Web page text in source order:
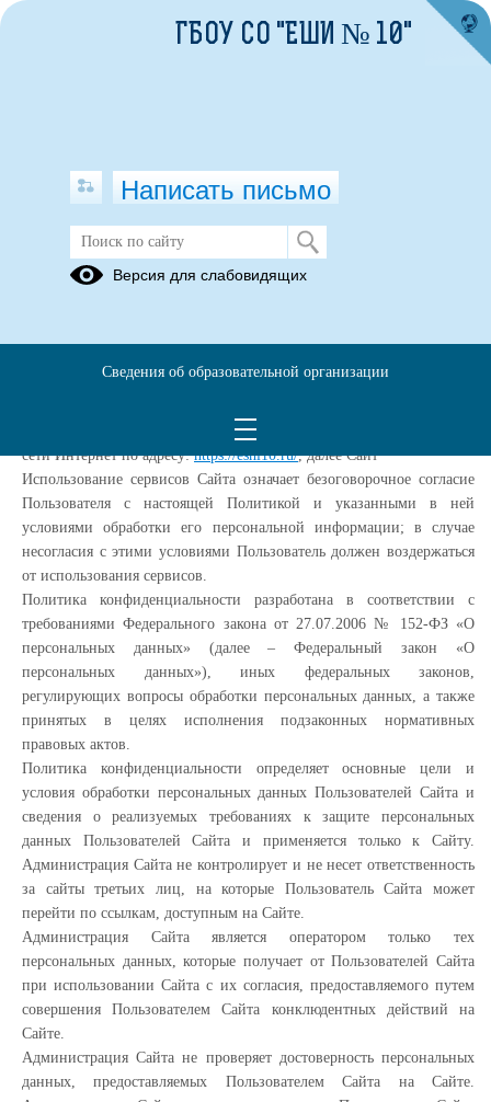
Политика конфиденциальности
области «Екатеринбургская школа-интернат № 10, реализующая
(далее – Администрация Сайта) применяется при использовании в
сети Интернет по адресу:https://eshi10.ru/, далее Сайт
Использование сервисов Сайта означает безоговорочное согласие
Пользователя с настоящей Политикой и указанными в ней
условиями обработки его персональной информации; в случае
несогласия с этими условиями Пользователь должен воздержаться
от использования сервисов.
Политика конфиденциальности разработана в соответствии с
требованиями Федерального закона от 27.07.2006 № 152-ФЗ «О
персональных данных» (далее – Федеральный закон «О
персональных данных»), иных федеральных законов,
регулирующих вопросы обработки персональных данных, а также
принятых в целях исполнения подзаконных нормативных
правовых актов.
Политика конфиденциальности определяет основные цели и
условия обработки персональных данных Пользователей Сайта и
сведения о реализуемых требованиях к защите персональных
данных Пользователей Сайта и применяется только к Сайту.
Администрация Сайта не контролирует и не несет ответственность
за сайты третьих лиц, на которые Пользователь Сайта может
перейти по ссылкам, доступным на Сайте.
Администрация Сайта является оператором только тех
персональных данных, которые получает от Пользователей Сайта
при использовании Сайта с их согласия, предоставляемого путем
совершения Пользователем Сайта конклюдентных действий на
Сайте.
Администрация Сайта не проверяет достоверность персональных
данных, предоставляемых Пользователем Сайта на Сайте.
ГБОУ СО "ЕШИ № 10"
Написать письмо
Версия для слабовидящих
Сведения об образовательной организации